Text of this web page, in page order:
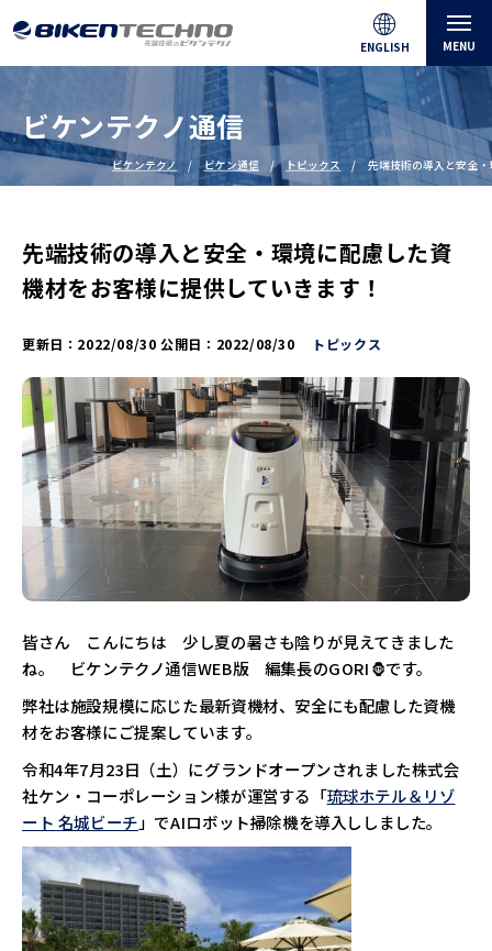
ENGLISH MENU
ビケンテクノ通信
ビケンテクノ ビケン通信 トピックス 先端技術の導入と安全
先端技術の導入と安全・環境に配慮した資
機材をお客様に提供していきます！
更新日： 2022/08/30 公開日： 2022/08/30 トピックス
皆さん こんにちは 少し夏の暑さも陰りが見えてきました
ね。 ビケンテクノ通信WEB版 編集長のGORI🦍です。
弊社は施設規模に応じた最新資機材、安全にも配慮した資機
材をお客様にご提案しています。
令和4年7月23日（土）にグランドオープンされました株式会
社ケン・コーポレーション様が運営する「琉球ホテル＆リゾ
ート 名城ビーチ」でAIロボット掃除機を導入ししました。